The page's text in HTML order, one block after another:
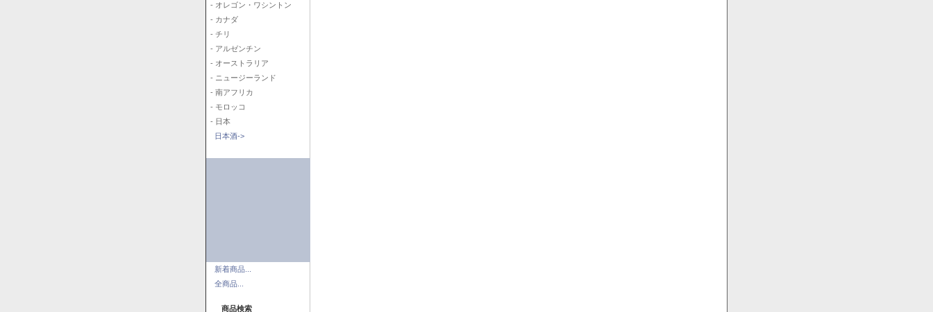
- オレゴン・ワシントン
- カナダ
- チリ
- アルゼンチン
- オーストラリア
- ニュージーランド
- 南アフリカ
- モロッコ
- 日本
日本酒->
新着商品...
全商品...
商品検索